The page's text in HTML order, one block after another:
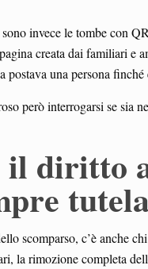
invece le tombe con
creata dai familiari e
postava una persona
però interrogarsi se sia
il diritto
scomparso, c’è anche
la rimozione completa